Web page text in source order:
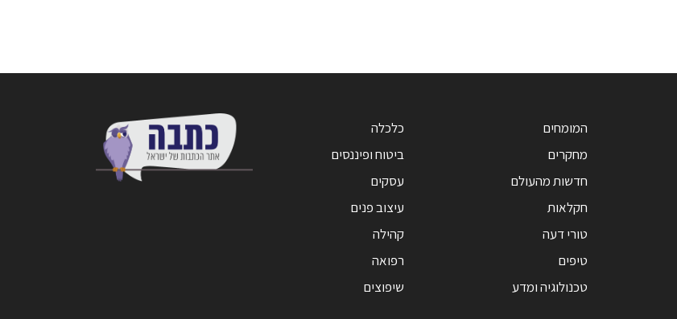
המומחים
מחקרים
חדשות מהעולם
חקלאות
טורי דעה
טיפים
טכנולוגיה ומדע
כלכלה
ביטוח ופיננסים
עסקים
עיצוב פנים
קהילה
רפואה
שיפוצים